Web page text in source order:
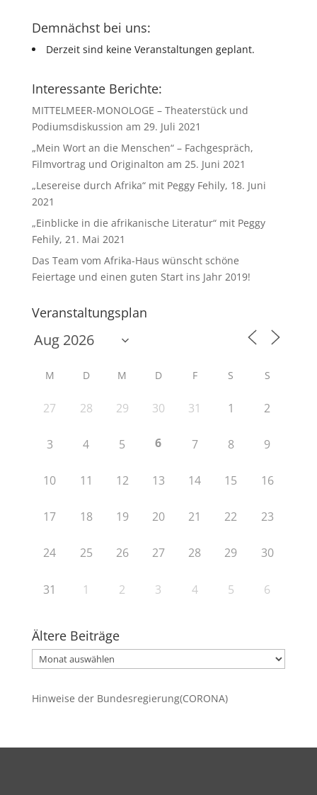
Demnächst bei uns:
Derzeit sind keine Veranstaltungen geplant.
Interessante Berichte:
MITTELMEER-MONOLOGE – Theaterstück und
Podiumsdiskussion am 29. Juli 2021
„Mein Wort an die Menschen“ – Fachgespräch,
Filmvortrag und Originalton am 25. Juni 2021
„Lesereise durch Afrika“ mit Peggy Fehily, 18. Juni
2021
„Einblicke in die afrikanische Literatur“ mit Peggy
Fehily, 21. Mai 2021
Das Team vom Afrika-Haus wünscht schöne
Feiertage und einen guten Start ins Jahr 2019!
Veranstaltungsplan
M D M D F S S
27 28 29 30 31 1 2
3 4 5 6 7 8 9
10 11 12 13 14 15 16
17 18 19 20 21 22 23
24 25 26 27 28 29 30
31 1 2 3 4 5 6
Ältere Beiträge
Ältere
Beiträge
Hinweise der Bundesregierung(CORONA)